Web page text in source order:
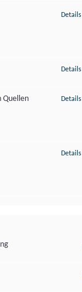
Details
Details
Quellen
Details
Details